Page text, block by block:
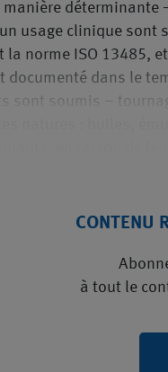
manière déterminante
usage clinique sont
la norme ISO 13485,
documenté dans le
sont soumis –
CONTENU
à tout le